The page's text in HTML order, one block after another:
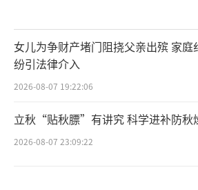
女儿为争财产堵门阻挠父亲出殡 家庭
纷引法律介入
2026-08-07 19:22:06
立秋“贴秋膘”有讲究 科学进补防秋
2026-08-07 23:09:22